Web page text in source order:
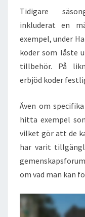
Tidigare
inkluderat en
exempel, under
koder som låste
tillbehör. På
erbjöd koder
Även om
hitta exempel
vilket gör att de
har varit
om vad man kan